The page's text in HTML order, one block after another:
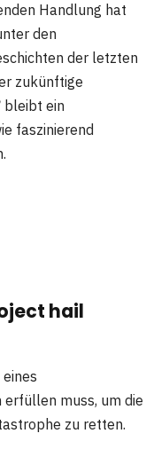
Handlung hat
den
der letzten
zukünftige
bleibt ein
faszinierend
hail
erfüllen muss, um die
zu retten.